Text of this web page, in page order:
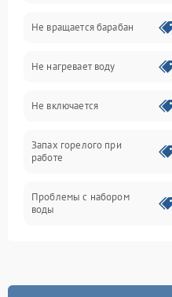
Слив
Программное обеспечение
Не вращается барабан
Не нагревает воду
Не включается
Запах горелого при
работе
Проблемы с набором
воды
Замена платы управления